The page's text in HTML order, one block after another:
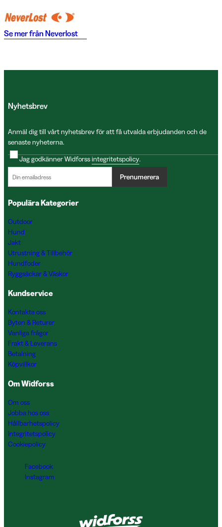
Se mer från Neverlost
Nyhetsbrev
Anmäl dig till vårt nyhetsbrev för att få utvalda erbjudanden och de
senaste nyheterna.
Jag godkänner Widforssintegritetspolicy.
Prenumerera
Populära Kategorier
Outdoor
Hund
Jakt
Utrustning & Tillbehör
Hundfoder
Ryggsäckar & Väskor
Kundservice
Kontakta oss
Byten & Returer
Vanliga frågor
Frakt & Leverans
Betalning
Köpvillkor
Om Widforss
Om oss
Jobba hos oss
Hållbarhetspolicy
Integritetspolicy
Cookiepolicy
Facebook
Instagram